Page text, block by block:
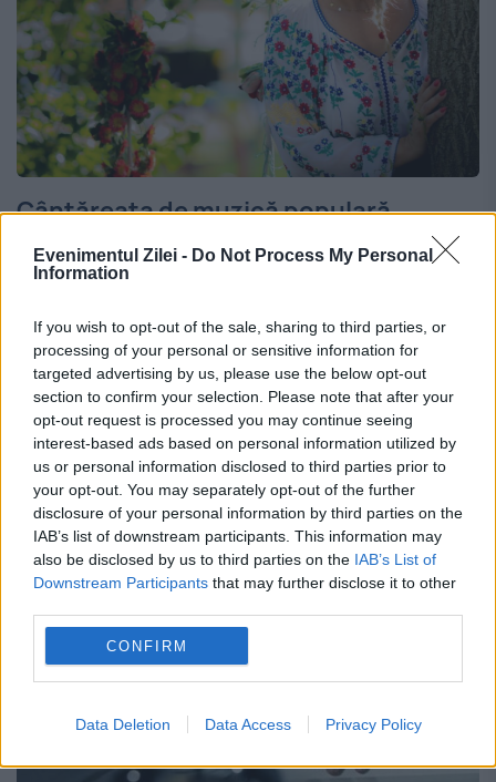
Evenimentul Zilei - Do Not Process My Personal
Information
If you wish to opt-out of the sale, sharing to third parties, or
processing of your personal or sensitive information for
targeted advertising by us, please use the below opt-out
section to confirm your selection. Please note that after your
opt-out request is processed you may continue seeing
interest-based ads based on personal information utilized by
us or personal information disclosed to third parties prior to
your opt-out. You may separately opt-out of the further
disclosure of your personal information by third parties on the
IAB’s list of downstream participants. This information may
also be disclosed by us to third parties on the IAB’s List of
Downstream Participants that may further disclose it to other
CONFIRM
Data Deletion Data Access Privacy Policy
Cântăreața de muzică populară
Carmen Cornaci trece prin clipe
cumplite. Soțul ei s-a sinucis
15 NOIEMBRIE 2022
Cântăreața de muzică populară Carmen
Cornaci trece prin clipe cumplite. Ea a
anunțat zilele trecute pe rețelele sociale că
soțul ei, Ionuț Cornaci, a murit. Potrivit
informațiilor, bărbatul în vârstă...